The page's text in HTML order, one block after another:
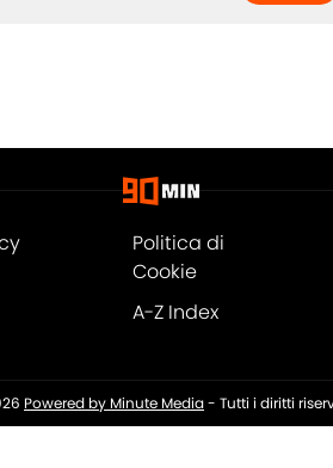
Politica di
Cookie
A-Z Index
Powered by Minute Media- Tutti i diritti